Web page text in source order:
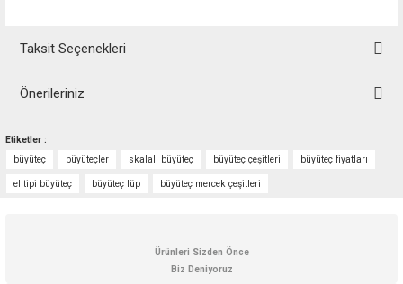
Taksit Seçenekleri
Önerileriniz
yetersiz gördüğünüz noktaları öneri formunu kullanarak tarafımıza
iletebilirsiniz.
Görüş ve önerileriniz için teşekkür ederiz.
Ürün açıklamasında eksik bilgiler bulunuyor.
Ürün bilgilerinde hatalar bulunuyor.
Etiketler :
büyüteç
büyüteçler skalalı büyüteç büyüteç çeşitleri büyüteç fiyatları
el tipi büyüteç büyüteç lüp büyüteç mercek çeşitleri
Ürünleri Sizden Önce
Biz Deniyoruz